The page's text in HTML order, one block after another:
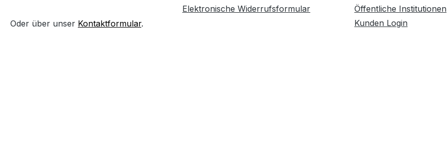
Oder über unser Kontaktformular.
Elektronische Widerrufsformular
Öffentliche Institutionen
Kunden Login